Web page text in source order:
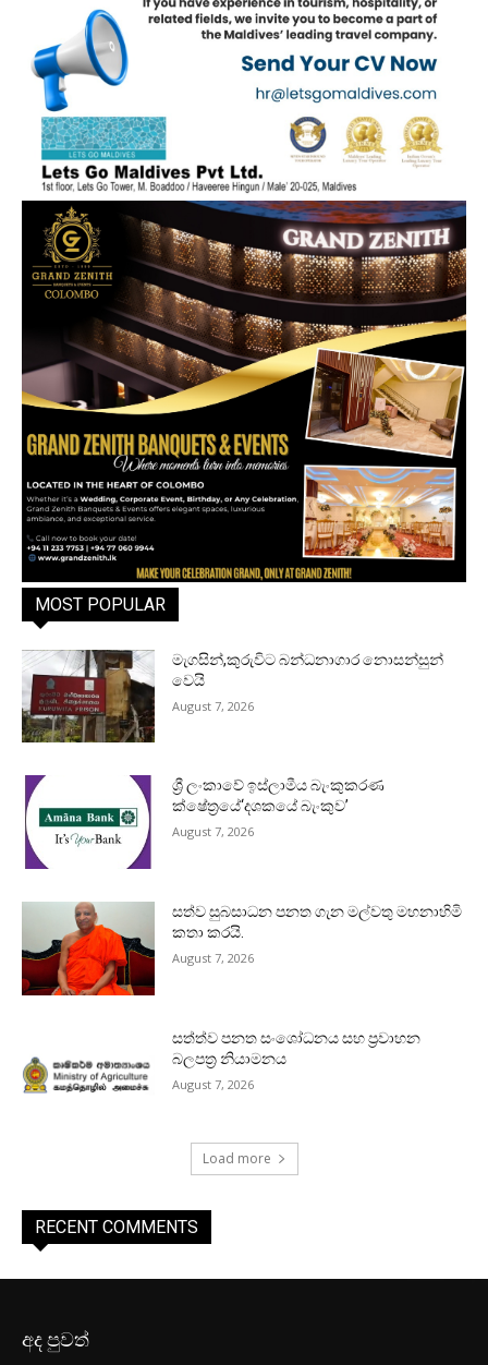
MOST POPULAR
මැගසින්,කුරුවිට බන්ධනාගාර නොසන්සුන්
වෙයි
August 7, 2026
ශ්‍රී ලංකාවේ ඉස්ලාමීය බැංකුකරණ
ක්ෂේත්‍රයේ‘දශකයේ බැංකුව’
August 7, 2026
සත්ව සුබසාධන පනත ගැන මල්වතු මහනාහිමි
කතා කරයි.
August 7, 2026
සත්ත්ව පනත සංශෝධනය සහ ප්‍රවාහන
බලපත්‍ර නියාමනය
August 7, 2026
Load more
RECENT COMMENTS
අද පුවත්